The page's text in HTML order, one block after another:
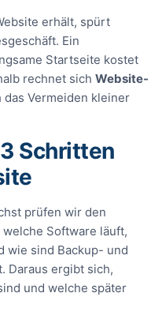
erhält, spürt
Ein
Startseite kostet
rechnet sich Website-
Vermeiden kleiner
Schritten
prüfen wir den
Software läuft,
wie sind Backup- und
Daraus ergibt sich,
und welche später